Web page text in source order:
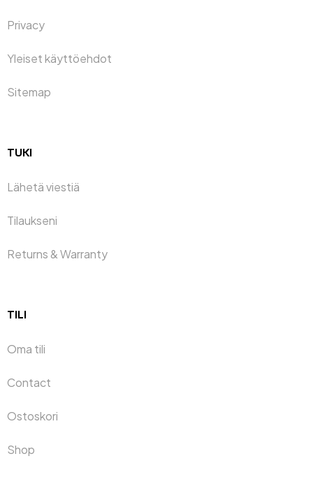
Privacy
Yleiset käyttöehdot
Sitemap
TUKI
Lähetä viestiä
Tilaukseni
Returns & Warranty
TILI
Oma tili
Contact
Ostoskori
Shop